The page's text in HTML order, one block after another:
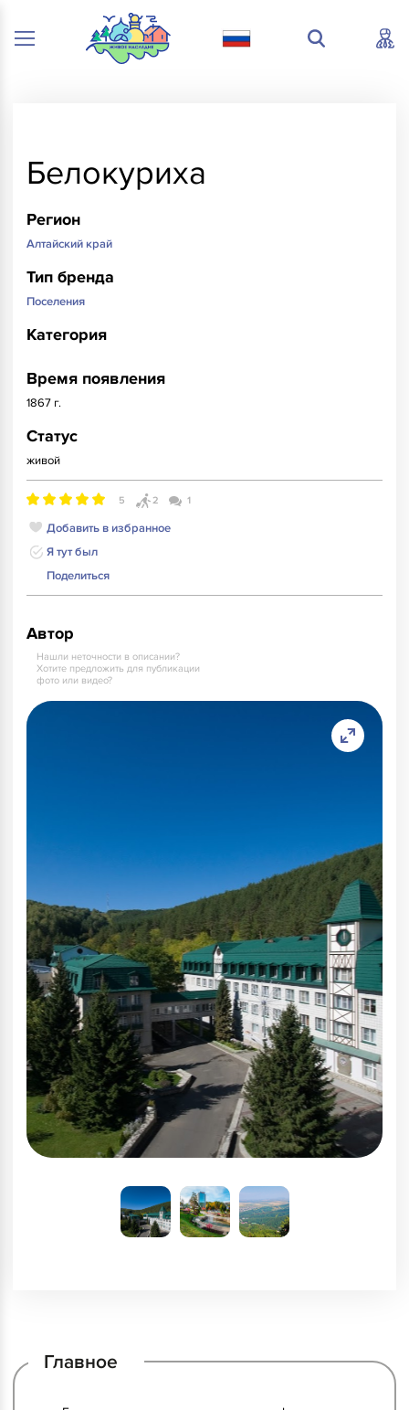
Белокуриха
Регион
Алтайский край
Тип бренда
Поселения
Категория
Время появления
1867 г.
Статус
живой
5 2 1
Добавить в избранное
Я тут был
Поделиться
Автор
Нашли неточности в описании?
Хотите предложить для публикации
фото или видео?
Главное